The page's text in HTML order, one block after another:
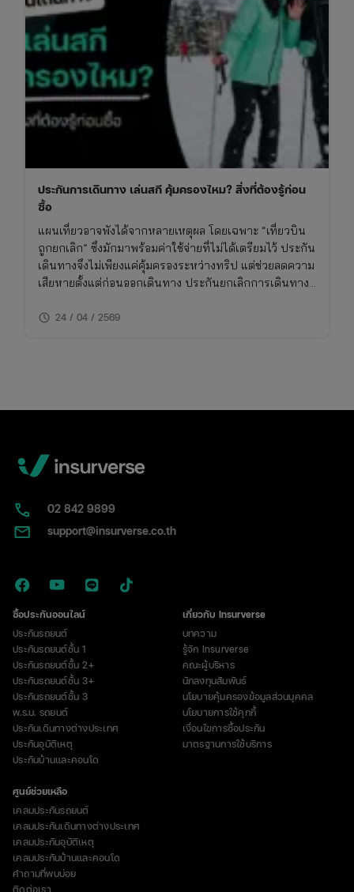
ประกันการเดินทาง เล่นสกี คุ้มครองไหม? สิ่งที่ต้องรู้ก่อน
ซื้อ
แผนเที่ยวอาจพังได้จากหลายเหตุผล โดยเฉพาะ “เที่ยวบิน
ถูกยกเลิก” ซึ่งมักมาพร้อมค่าใช้จ่ายที่ไม่ได้เตรียมไว้ ประกัน
เดินทางจึงไม่เพียงแค่คุ้มครองระหว่างทริป แต่ช่วยลดความ
เสียหายตั้งแต่ก่อนออกเดินทาง ประกันยกเลิกการเดินทาง
ยังไง และต้องเตรียมอะไรบ้าง
schedule 24 / 04 / 2569
02​ 842 9899
support@insurverse.co.th
ซื้อประกันออนไลน์
ประกันรถยนต์
ประกันรถยนต์ชั้น 1
ประกันรถยนต์ชั้น 2+
ประกันรถยนต์ชั้น 3+
ประกันรถยนต์ชั้น 3
พ.ร.บ. รถยนต์
ประกันเดินทางต่างประเทศ
ประกันอุบัติเหตุ
ประกันบ้านและคอนโด
เกี่ยวกับ Insurverse
บทความ
รู้จัก Insurverse
คณะผู้บริหาร
นักลงทุนสัมพันธ์
นโยบายคุ้มครองข้อมูลส่วนบุคคล
นโยบายการใช้คุกกี้
เงื่อนไขการซื้อประกัน
มาตรฐานการใช้บริการ
ศูนย์ช่วยเหลือ
เคลมประกันรถยนต์
เคลมประกันเดินทางต่างประเทศ
เคลมประกันอุบัติเหตุ
เคลมประกันบ้านและคอนโด
คำถามที่พบบ่อย